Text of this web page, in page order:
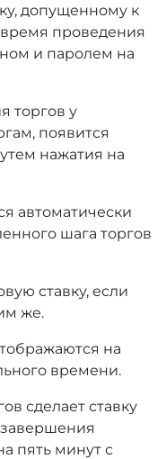
допущенному к
проведения
и паролем на
торгов у
появится
нажатия на
автоматически
шага торгов
ставку, если
же.
на
времени.
сделает ставку
пять минут с